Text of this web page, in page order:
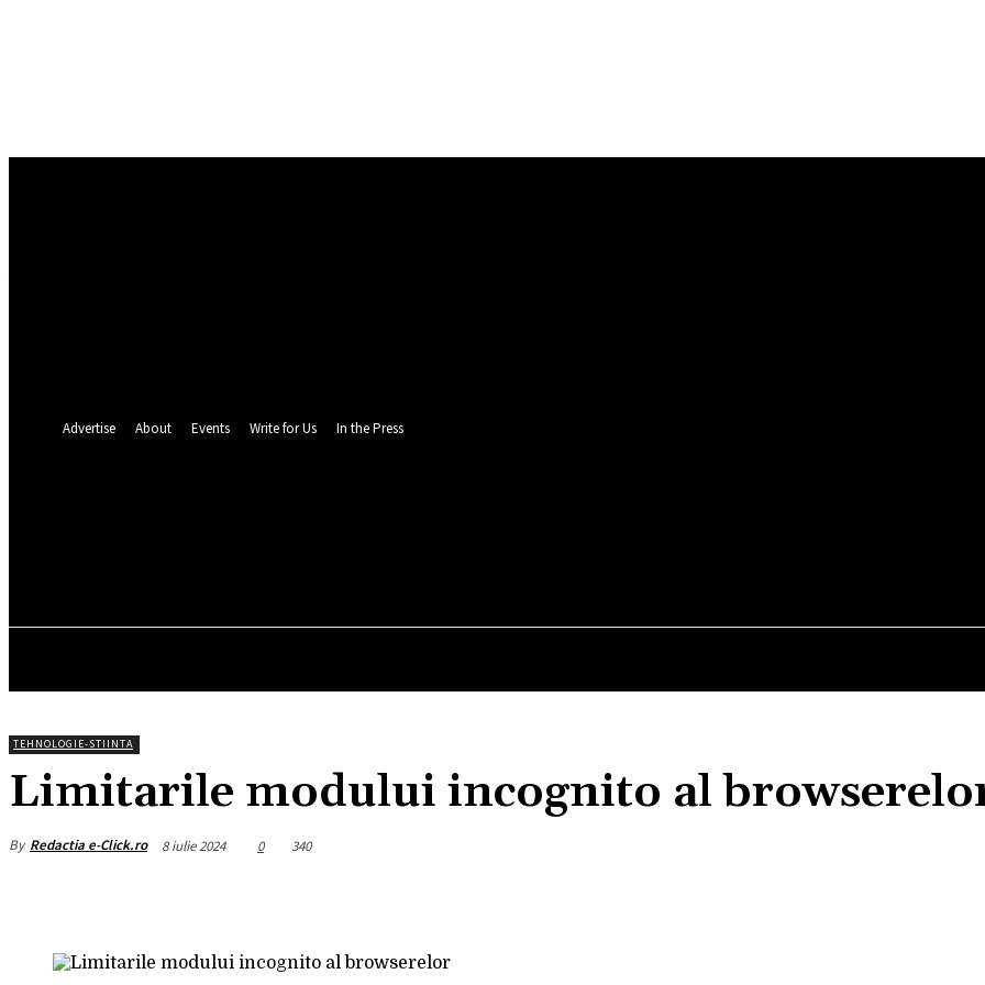
Advertise About Events Write for Us In the Press
TEHNOLOGIE-STIINTA
Limitarile modului incognito al
By Redactia e-Click.ro 8 iulie 2024 0 340